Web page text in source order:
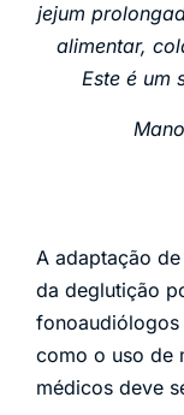
jejum
alimentar,
Este é um
A adaptação
da deglutição
fonoaudiólogos
como o uso de
médicos deve